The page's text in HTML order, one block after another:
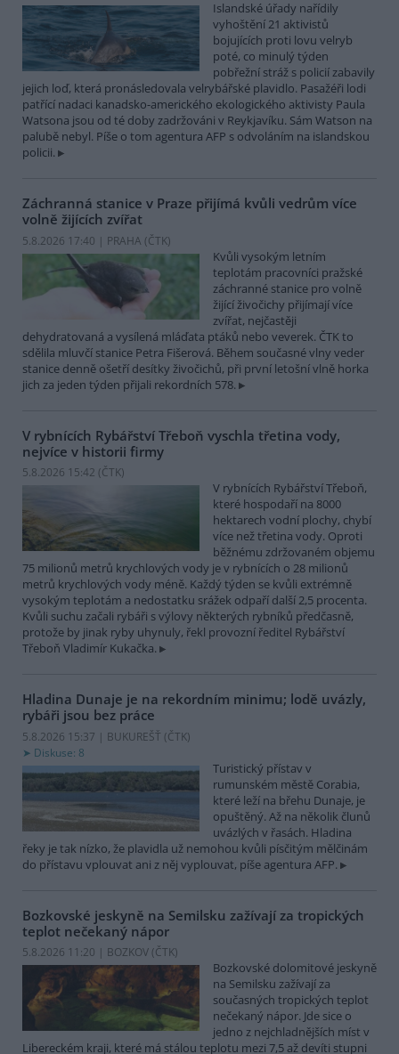
Islandské úřady nařídily
vyhoštění 21 aktivistů
bojujících proti lovu velryb
poté, co minulý týden
pobřežní stráž s policií zabavily
jejich loď, která pronásledovala velrybářské plavidlo. Pasažéři lodi
patřící nadaci kanadsko-amerického ekologického aktivisty Paula
Watsona jsou od té doby zadržováni v Reykjavíku. Sám Watson na
palubě nebyl. Píše o tom agentura AFP s odvoláním na islandskou
policii.
Záchranná stanice v Praze přijímá kvůli vedrům více
volně žijících zvířat
5.8.2026 17:40 | PRAHA (ČTK)
Kvůli vysokým letním
teplotám pracovníci pražské
záchranné stanice pro volně
žijící živočichy přijímají více
zvířat, nejčastěji
dehydratovaná a vysílená mláďata ptáků nebo veverek. ČTK to
sdělila mluvčí stanice Petra Fišerová. Během současné vlny veder
stanice denně ošetří desítky živočichů, při první letošní vlně horka
jich za jeden týden přijali rekordních 578.
V rybnících Rybářství Třeboň vyschla třetina vody,
nejvíce v historii firmy
5.8.2026 15:42 (ČTK)
V rybnících Rybářství Třeboň,
které hospodaří na 8000
hektarech vodní plochy, chybí
více než třetina vody. Oproti
běžnému zdržovaném objemu
75 milionů metrů krychlových vody je v rybnících o 28 milionů
metrů krychlových vody méně. Každý týden se kvůli extrémně
vysokým teplotám a nedostatku srážek odpaří další 2,5 procenta.
Kvůli suchu začali rybáři s výlovy některých rybníků předčasně,
protože by jinak ryby uhynuly, řekl provozní ředitel Rybářství
Třeboň Vladimír Kukačka.
Hladina Dunaje je na rekordním minimu; lodě uvázly,
rybáři jsou bez práce
5.8.2026 15:37 | BUKUREŠŤ (ČTK)
Diskuse: 8
Turistický přístav v
rumunském městě Corabia,
které leží na břehu Dunaje, je
opuštěný. Až na několik člunů
uvázlých v řasách. Hladina
řeky je tak nízko, že plavidla už nemohou kvůli písčitým mělčinám
do přístavu vplouvat ani z něj vyplouvat, píše agentura AFP.
Bozkovské jeskyně na Semilsku zažívají za tropických
teplot nečekaný nápor
5.8.2026 11:20 | BOZKOV (ČTK)
Bozkovské dolomitové jeskyně
na Semilsku zažívají za
současných tropických teplot
nečekaný nápor. Jde sice o
jedno z nejchladnějších míst v
Libereckém kraji, které má stálou teplotu mezi 7,5 až devíti stupni